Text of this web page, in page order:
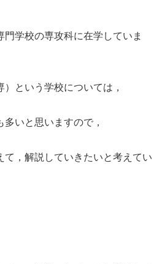
学校の専攻科に在学していま
という学校については，
いと思いますので，
て，解説していきたいと考えてい